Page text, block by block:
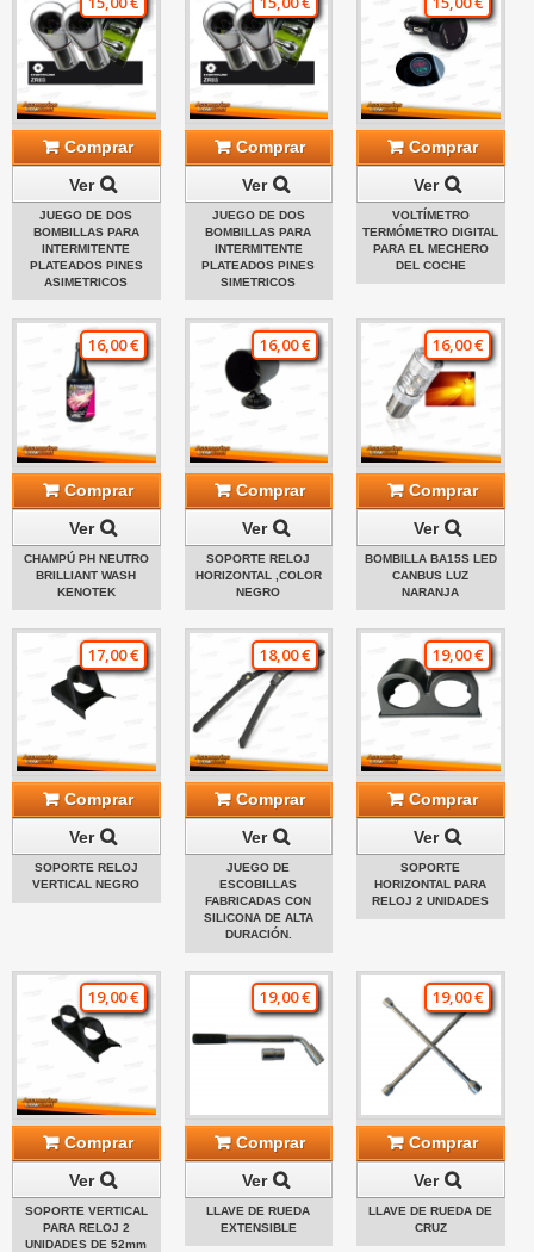
Comprar
Ver
JUEGO DE DOS
BOMBILLAS PARA
INTERMITENTE
PLATEADOS PINES
ASIMETRICOS
Comprar
Ver
JUEGO DE DOS
BOMBILLAS PARA
INTERMITENTE
PLATEADOS PINES
SIMETRICOS
Comprar
Ver
VOLTÍMETRO
TERMÓMETRO DIGITAL
PARA EL MECHERO
DEL COCHE
16,00 €
Comprar
Ver
CHAMPÚ PH NEUTRO
BRILLIANT WASH
KENOTEK
16,00 €
Comprar
Ver
SOPORTE RELOJ
HORIZONTAL ,COLOR
NEGRO
16,00 €
Comprar
Ver
BOMBILLA BA15S LED
CANBUS LUZ
NARANJA
17,00 €
Comprar
Ver
SOPORTE RELOJ
VERTICAL NEGRO
18,00 €
Comprar
Ver
JUEGO DE
ESCOBILLAS
FABRICADAS CON
SILICONA DE ALTA
DURACIÓN.
19,00 €
Comprar
Ver
SOPORTE
HORIZONTAL PARA
RELOJ 2 UNIDADES
19,00 €
Comprar
Ver
SOPORTE VERTICAL
PARA RELOJ 2
UNIDADES DE 52mm
19,00 €
Comprar
Ver
LLAVE DE RUEDA
EXTENSIBLE
19,00 €
Comprar
Ver
LLAVE DE RUEDA DE
CRUZ